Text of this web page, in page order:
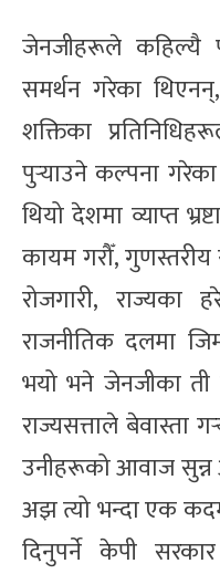
जेनजीहरूले कहिल्यै
समर्थन गरेका
शक्तिका
पुर्‍याउने कल्पना
थियो देशमा व्याप्त
कायम गरौँ, गुणस्तरीय
रोजगारी, राज्यका
राजनीतिक दलमा
भयो भने जेनजीका ती
राज्यसत्ताले बेवास्ता
उनीहरूको आवाज सुन्न
अझ त्यो भन्दा एक
दिनुपर्ने केपी